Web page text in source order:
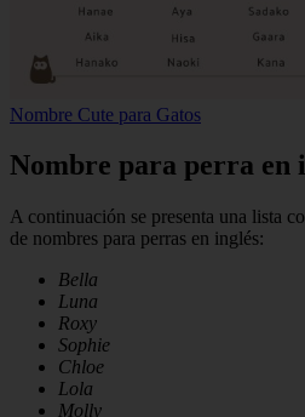
Nombre Cute para Gatos
Nombre para perra en
A continuación se presenta una lista
de nombres para perras en inglés:
Bella
Luna
Roxy
Sophie
Chloe
Lola
Molly